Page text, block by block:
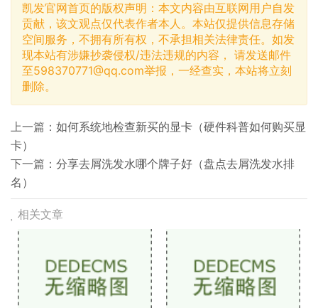
凯发官网首页的版权声明：本文内容由互联网用户自发
贡献，该文观点仅代表作者本人。本站仅提供信息存储
空间服务，不拥有所有权，不承担相关法律责任。如发
现本站有涉嫌抄袭侵权/违法违规的内容， 请发送邮件
至598370771@qq.com举报，一经查实，本站将立刻
删除。
上一篇： 如何系统地检查新买的显卡（硬件科普如何购买显
卡）
下一篇： 分享去屑洗发水哪个牌子好（盘点去屑洗发水排
名）
相关文章